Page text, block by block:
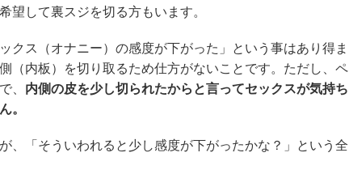
望して裏スジを切る方もいます。
クス（オナニー）の感度が下がった」という事はあり得ま
（内板）を切り取るため仕方がないことです。ただし、ペ
、 内側の皮を少し切られたからと言ってセックスが気持ち
。
、「そういわれると少し感度が下がったかな？」という全